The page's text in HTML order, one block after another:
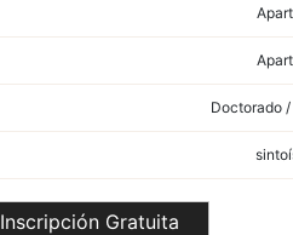
Doctorado
Inscripción Gratuita